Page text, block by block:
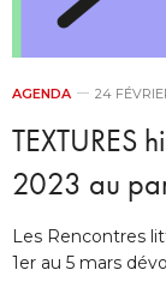
AGENDA 24
TEXTURES
2023 au
Les Rencontres
1er au 5 mars